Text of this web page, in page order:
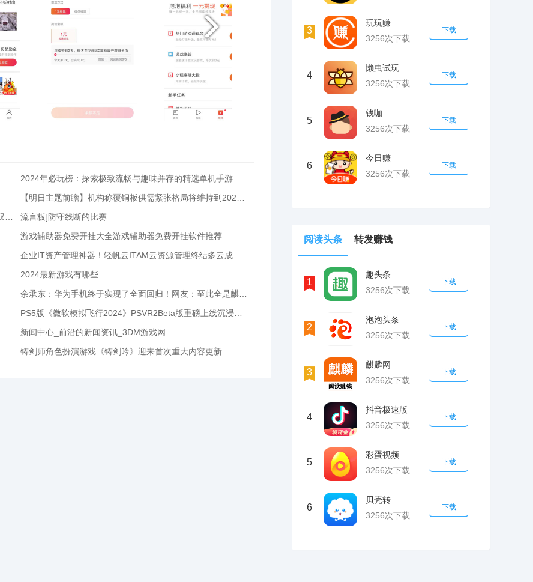
流言板]防守线断的比赛
游戏辅助器免费开挂大全游戏辅助器免费开挂软件推荐
2024最新游戏有哪些
新闻中心_前沿的新闻资讯_3DM游戏网
铸剑师角色扮演游戏《铸剑吟》迎来首次重大内容更新
3
玩玩赚
3256次下载
下载
4
懒虫试玩
3256次下载
下载
5
钱咖
3256次下载
下载
6
今日赚
3256次下载
下载
阅读头条 转发赚钱
1
趣头条
3256次下载
下载
2
泡泡头条
3256次下载
下载
3
麒麟网
3256次下载
下载
4
抖音极速版
3256次下载
下载
5
彩蛋视频
3256次下载
下载
6
贝壳转
3256次下载
下载